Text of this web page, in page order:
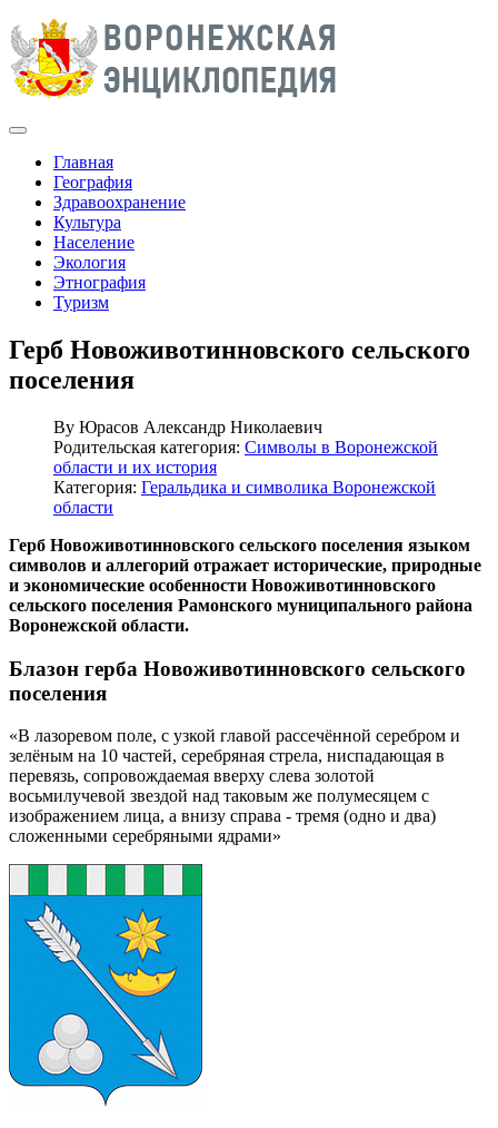
Главная
География
Здравоохранение
Культура
Население
Экология
Этнография
Туризм
Герб Новоживотинновского сельского
поселения
By Юрасов Александр Николаевич
Родительская категория: Символы в Воронежской
области и их история
Категория: Геральдика и символика Воронежской
области
Герб Новоживотинновского сельского поселения языком
символов и аллегорий отражает исторические, природные
и экономические особенности Новоживотинновского
сельского поселения Рамонского муниципального района
Воронежской области.
Блазон герба Новоживотинновского сельского
поселения
«В лазоревом поле, с узкой главой рассечённой серебром и
зелёным на 10 частей, серебряная стрела, ниспадающая в
перевязь, сопровождаемая вверху слева золотой
восьмилучевой звездой над таковым же полумесяцем с
изображением лица, а внизу справа - тремя (одно и два)
сложенными серебряными ядрами»